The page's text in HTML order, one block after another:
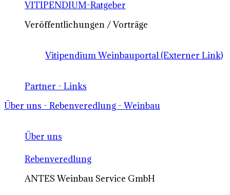
VITIPENDIUM-Ratgeber
Veröffentlichungen / Vorträge
Vitipendium Weinbauportal (Externer Link)
Partner - Links
Über uns - Rebenveredlung - Weinbau
Über uns
Rebenveredlung
ANTES Weinbau Service GmbH